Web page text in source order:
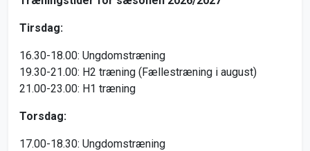
Tirsdag:
16.30-18.00: Ungdomstræning
19.30-21.00: H2 træning (Fællestræning i august)
21.00-23.00: H1 træning
Torsdag:
17.00-18.30: Ungdomstræning